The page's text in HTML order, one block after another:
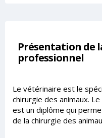
Présentation de
professionnel
Le vétérinaire est le
chirurgie des animaux.
est un diplôme qui
de la chirurgie des